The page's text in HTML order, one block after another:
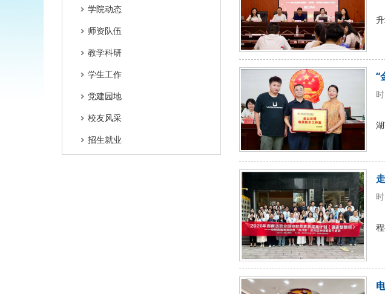
学院动态
师资队伍
教学科研
学生工作
党建园地
校友风采
招生就业
“